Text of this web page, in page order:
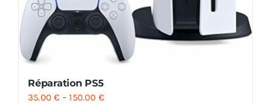
Réparation PS5
35.00€ –150.00 €